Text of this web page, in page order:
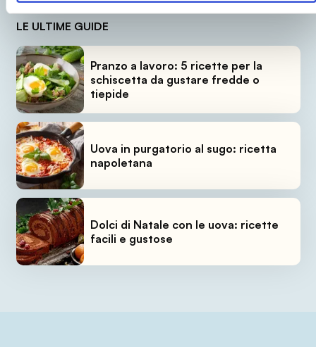
LE ULTIME GUIDE
Pranzo a lavoro: 5 ricette per la
schiscetta da gustare fredde o
tiepide
Uova in purgatorio al sugo: ricetta
napoletana
Dolci di Natale con le uova: ricette
facili e gustose